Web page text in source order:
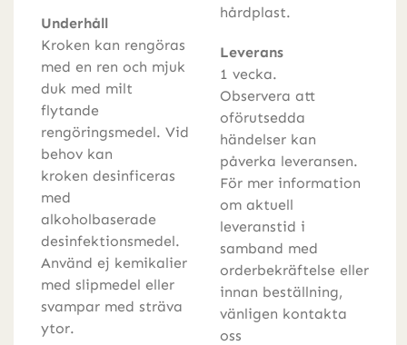
Underhåll
Kroken kan rengöras
med en ren och mjuk
duk med milt
flytande
rengöringsmedel. Vid
behov kan
kroken desinficeras
med
alkoholbaserade
desinfektionsmedel.
Använd ej kemikalier
med slipmedel eller
svampar med sträva
ytor.
hårdplast.
Leverans
1 vecka.
Observera att
oförutsedda
händelser kan
påverka leveransen.
För mer information
om aktuell
leveranstid i
samband med
orderbekräftelse eller
innan beställning,
vänligen kontakta
oss